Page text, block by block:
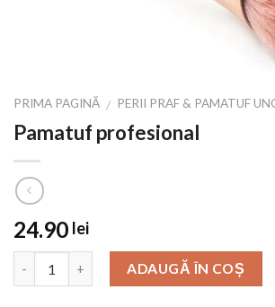
PRIMA PAGINĂ / PERII PRAF & PAMATUF
Pamatuf profesional
24.90 lei
ADAUGĂ ÎN COȘ